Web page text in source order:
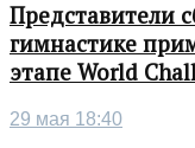
Представители
гимнастике
этапе World
29 мая 18:40